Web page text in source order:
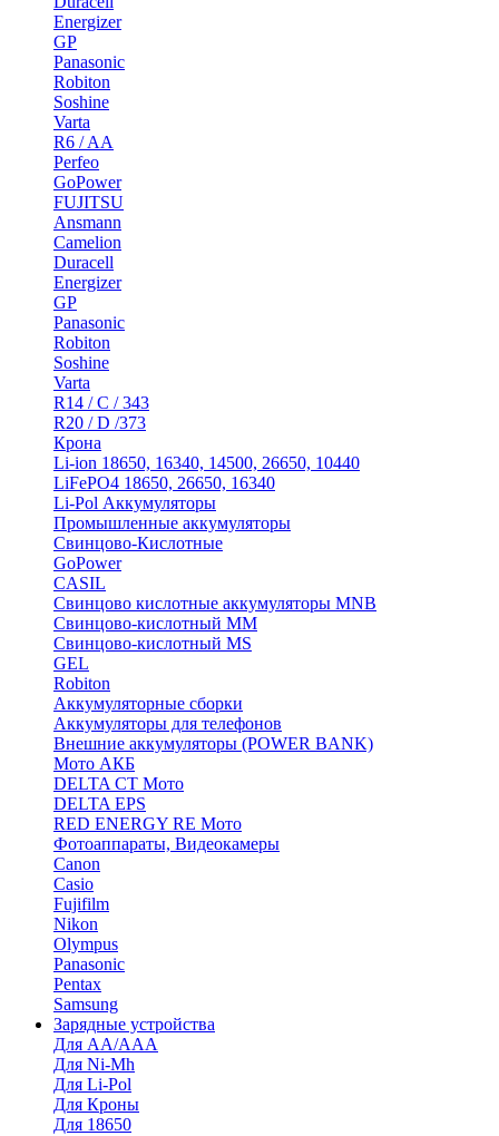
Energizer
GP
Panasonic
Robiton
Soshine
Varta
R6 / AA
Perfeo
GoPower
FUJITSU
Ansmann
Camelion
Duracell
Energizer
GP
Panasonic
Robiton
Soshine
Varta
R14 / C / 343
R20 / D /373
Крона
Li-ion 18650, 16340, 14500, 26650, 10440
LiFePO4 18650, 26650, 16340
Li-Pol Аккумуляторы
Промышленные аккумуляторы
Свинцово-Кислотные
GoPower
CASIL
Свинцово кислотные аккумуляторы MNB
Cвинцово-кислотный MM
Cвинцово-кислотный MS
GEL
Robiton
Аккумуляторные сборки
Аккумуляторы для телефонов
Внешние аккумуляторы (POWER BANK)
Мото АКБ
DELTA CT Мото
DELTA EPS
RED ENERGY RE Мото
Фотоаппараты, Видеокамеры
Canon
Casio
Fujifilm
Nikon
Olympus
Panasonic
Pentax
Samsung
Зарядные устройства
Для AA/AAA
Для Ni-Mh
Для Li-Pol
Для Кроны
Для 18650